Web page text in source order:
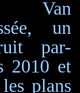
Van
un
par-
2010 et
plans